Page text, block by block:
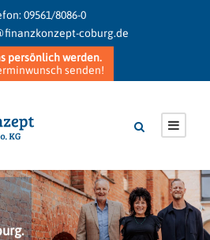
09561/8086-0
coburg.de
persönlich werden.
senden!